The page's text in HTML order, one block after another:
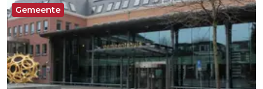
Gemeente